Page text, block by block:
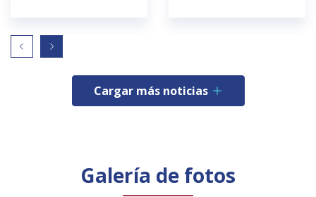
Cargar más noticias
Galería de fotos